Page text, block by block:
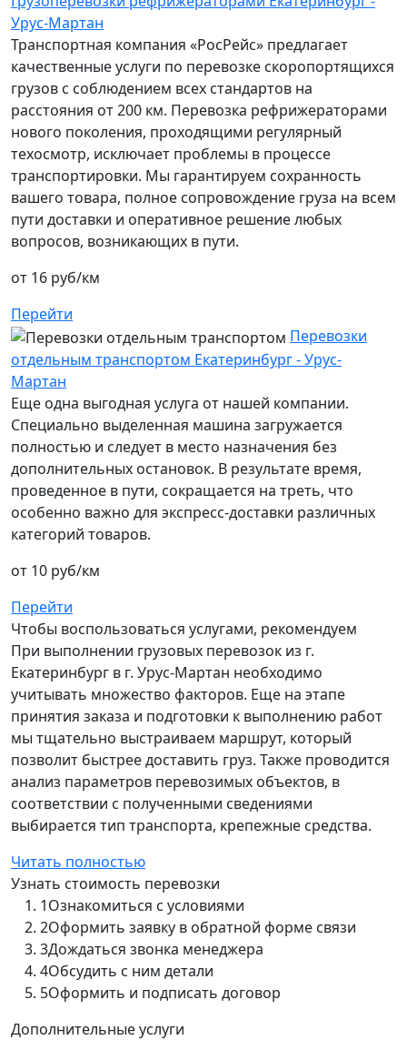
Урус-Мартан
Транспортная компания «РосРейс» предлагает
качественные услуги по перевозке скоропортящихся
грузов с соблюдением всех стандартов на
расстояния от 200 км. Перевозка рефрижераторами
нового поколения, проходящими регулярный
техосмотр, исключает проблемы в процессе
транспортировки. Мы гарантируем сохранность
вашего товара, полное сопровождение груза на всем
пути доставки и оперативное решение любых
вопросов, возникающих в пути.
от 16 руб/км
Перейти
Перевозки
отдельным транспортом Екатеринбург - Урус-
Мартан
Еще одна выгодная услуга от нашей компании.
Специально выделенная машина загружается
полностью и следует в место назначения без
дополнительных остановок. В результате время,
проведенное в пути, сокращается на треть, что
особенно важно для экспресс-доставки различных
категорий товаров.
от 10 руб/км
Перейти
Чтобы воспользоваться услугами, рекомендуем
При выполнении грузовых перевозок из г.
Екатеринбург в г. Урус-Мартан необходимо
учитывать множество факторов. Еще на этапе
принятия заказа и подготовки к выполнению работ
мы тщательно выстраиваем маршрут, который
позволит быстрее доставить груз. Также проводится
анализ параметров перевозимых объектов, в
соответствии с полученными сведениями
выбирается тип транспорта, крепежные средства.
Читать полностью
Узнать стоимость перевозки
1Ознакомиться с условиями
2Оформить заявку в обратной форме связи
3Дождаться звонка менеджера
4Обсудить с ним детали
5Оформить и подписать договор
Дополнительные услуги